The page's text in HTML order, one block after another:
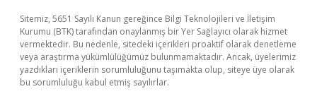
Sitemiz, 5651 Sayılı Kanun gereğince Bilgi Teknolojileri ve İletişim
Kurumu (BTK) tarafından onaylanmış bir Yer Sağlayıcı olarak hizmet
vermektedir. Bu nedenle, sitedeki içerikleri proaktif olarak denetleme
veya araştırma yükümlülüğümüz bulunmamaktadır. Ancak, üyelerimiz
yazdıkları içeriklerin sorumluluğunu taşımakta olup, siteye üye olarak
bu sorumluluğu kabul etmiş sayılırlar.